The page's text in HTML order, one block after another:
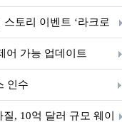
토리 이벤트 ‘라크로
시!
어 가능 업데이트
인수
, 10억 달러 규모 웨이